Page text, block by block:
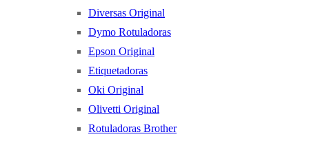
Diversas Original
Dymo Rotuladoras
Epson Original
Etiquetadoras
Oki Original
Olivetti Original
Rotuladoras Brother